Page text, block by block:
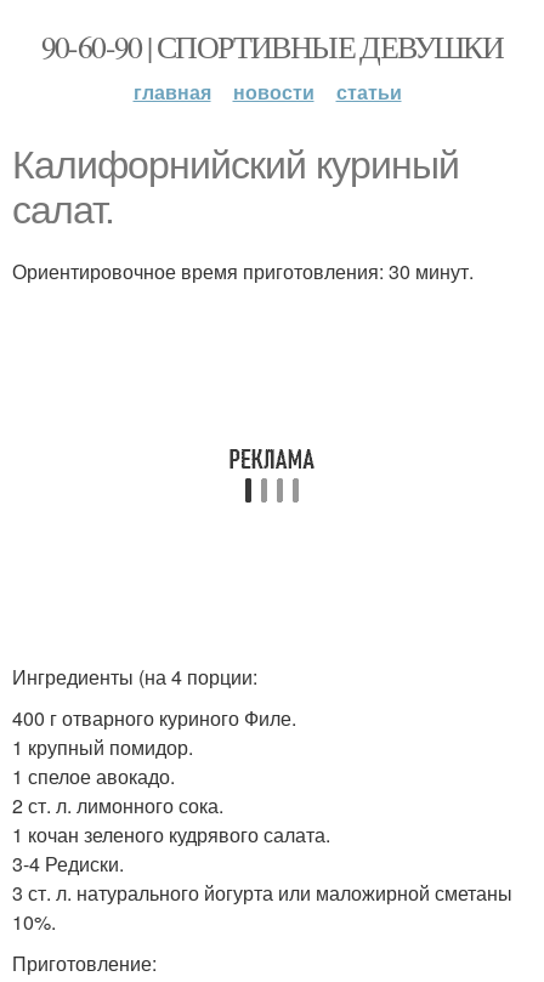
90-60-90 | СПОРТИВНЫЕ ДЕВУШКИ
главная новости статьи
Калифорнийский куриный
салат.
Ориентировочное время приготовления: 30 минут.
Ингредиенты (на 4 порции:
400 г отварного куриного Филе.
1 крупный помидор.
1 спелое авокадо.
2 ст. л. лимонного сока.
1 кочан зеленого кудрявого салата.
3-4 Редиски.
3 ст. л. натурального йогурта или маложирной сметаны
10%.
Приготовление: